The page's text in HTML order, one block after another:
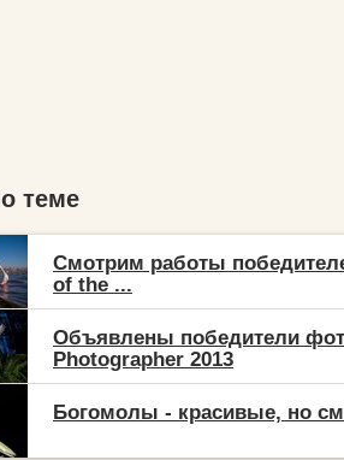
теме
Смотрим работы
of the ...
Объявлены победители
Photographer 2013
Богомолы - красивые, но